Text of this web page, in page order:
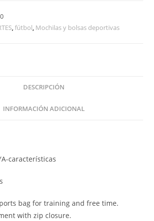
,fútbol, Mochilas y bolsas deportivas
DESCRIPCIÓN
INFORMACIÓN ADICIONAL
características
bag for training and free time.
with zip closure.